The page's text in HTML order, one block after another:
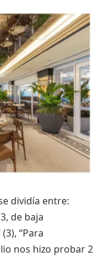
dividía entre:
de baja
“Para
nos hizo probar 2